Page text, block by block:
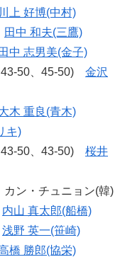
川上 好博(中村)
田中 和夫(三鷹)
田中 志男美(金子)
50、45-50) 金沢
木 重良(青木)
キ)
50、43-50) 桜井
ン・チュニョン(韓)
内山 真太郎(船橋)
浅野 英一(笹崎)
橋 勝郎(協栄)